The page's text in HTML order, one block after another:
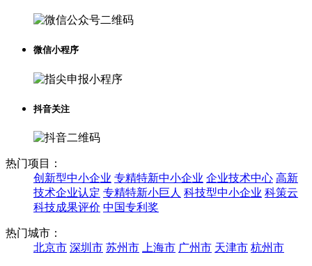
微信小程序
抖音关注
热门项目：
创新型中小企业 专精特新中小企业 企业技术中心 高新
技术企业认定 专精特新小巨人 科技型中小企业 科策云
科技成果评价 中国专利奖
热门城市：
北京市 深圳市 苏州市 上海市 广州市 天津市 杭州市